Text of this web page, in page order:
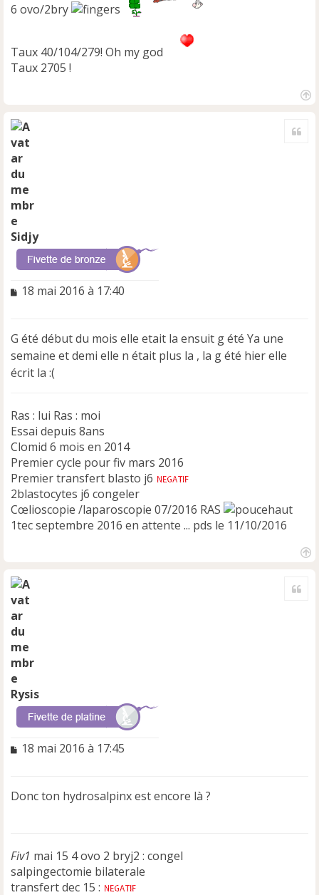
6 ovo/2bry
Taux 40/104/279! Oh my god
Taux 2705 !
Sidjy
M
a
g
e
n
l
u
18 mai 2016 à 17:40
G été début du mois elle etait la ensuit g été Ya une
semaine et demi elle n était plus la , la g été hier elle
écrit la :(
Ras : lui Ras : moi
Essai depuis 8ans
Clomid 6 mois en 2014
Premier cycle pour fiv mars 2016
Premier transfert blasto j6
2blastocytes j6 congeler
Cœlioscopie /laparoscopie 07/2016 RAS
1tec septembre 2016 en attente ... pds le 11/10/2016
Rysis
M
a
o
n
l
18 mai 2016 à 17:45
Donc ton hydrosalpinx est encore là ?
Fiv1 mai 15 4 ovo 2 bryj2 : congel
salpingectomie bilaterale
transfert dec 15 :